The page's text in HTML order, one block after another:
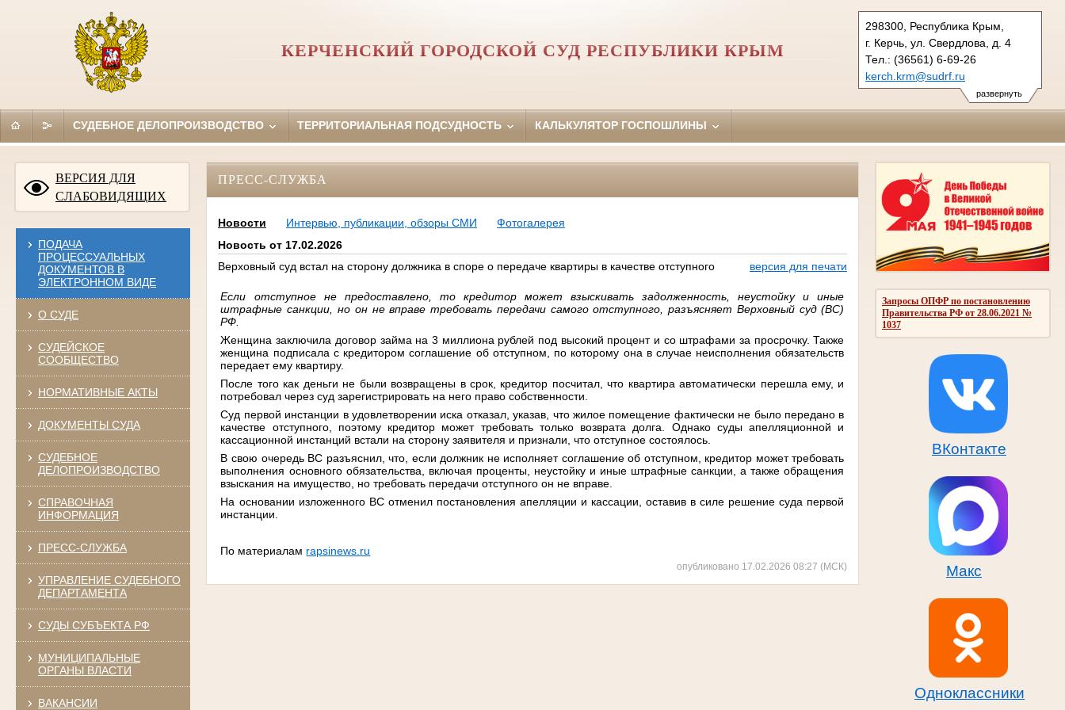
развернуть
298300, Республика Крым,
г. Керчь, ул. Свердлова, д. 4
Тел.: (36561) 6-69-26
kerch.krm@sudrf.ru
КЕРЧЕНСКИЙ ГОРОДСКОЙ СУД РЕСПУБЛИКИ КРЫМ
СУДЕБНОЕ ДЕЛОПРОИЗВОДСТВО ТЕРРИТОРИАЛЬНАЯ ПОДСУДНОСТЬ КАЛЬКУЛЯТОР ГОСПОШЛИНЫ
ВЕРСИЯ ДЛЯ
СЛАБОВИДЯЩИХ
ПОДАЧА
ПРОЦЕССУАЛЬНЫХ
ДОКУМЕНТОВ В
ЭЛЕКТРОННОМ ВИДЕ
О СУДЕ
СУДЕЙСКОЕ
СООБЩЕСТВО
НОРМАТИВНЫЕ АКТЫ
ДОКУМЕНТЫ СУДА
СУДЕБНОЕ
ДЕЛОПРОИЗВОДСТВО
СПРАВОЧНАЯ
ИНФОРМАЦИЯ
ПРЕСС-СЛУЖБА
УПРАВЛЕНИЕ СУДЕБНОГО
ДЕПАРТАМЕНТА
СУДЫ СУБЪЕКТА РФ
МУНИЦИПАЛЬНЫЕ
ОРГАНЫ ВЛАСТИ
ВАКАНСИИ
Запросы ОПФР по постановлению
Правительства РФ от 28.06.2021 №
1037
ВКонтакте
Макс
Одноклассники
ПРЕСС-СЛУЖБА
Новости Интервью, публикации, обзоры СМИ
Фотогалерея
Новость от 17.02.2026
Верховный суд встал на сторону должника в споре о передаче квартиры в качестве отступного
версия для печати
Если отступное не предоставлено, то кредитор может взыскивать задолженность, неустойку и иные
штрафные санкции, но он не вправе требовать передачи самого отступного, разъясняет Верховный суд (ВС)
РФ.
Женщина заключила договор займа на 3 миллиона рублей под высокий процент и со штрафами за просрочку. Также
женщина подписала с кредитором соглашение об отступном, по которому она в случае неисполнения обязательств
передает ему квартиру.
После того как деньги не были возвращены в срок, кредитор посчитал, что квартира автоматически перешла ему, и
потребовал через суд зарегистрировать на него право собственности.
Суд первой инстанции в удовлетворении иска отказал, указав, что жилое помещение фактически не было передано в
качестве отступного, поэтому кредитор может требовать только возврата долга. Однако суды апелляционной и
кассационной инстанций встали на сторону заявителя и признали, что отступное состоялось.
В свою очередь ВС разъяснил, что, если должник не исполняет соглашение об отступном, кредитор может требовать
выполнения основного обязательства, включая проценты, неустойку и иные штрафные санкции, а также обращения
взыскания на имущество, но требовать передачи отступного он не вправе.
На основании изложенного ВС отменил постановления апелляции и кассации, оставив в силе решение суда первой
инстанции.
По материалам rapsinews.ru
опубликовано 17.02.2026 08:27 (МСК)